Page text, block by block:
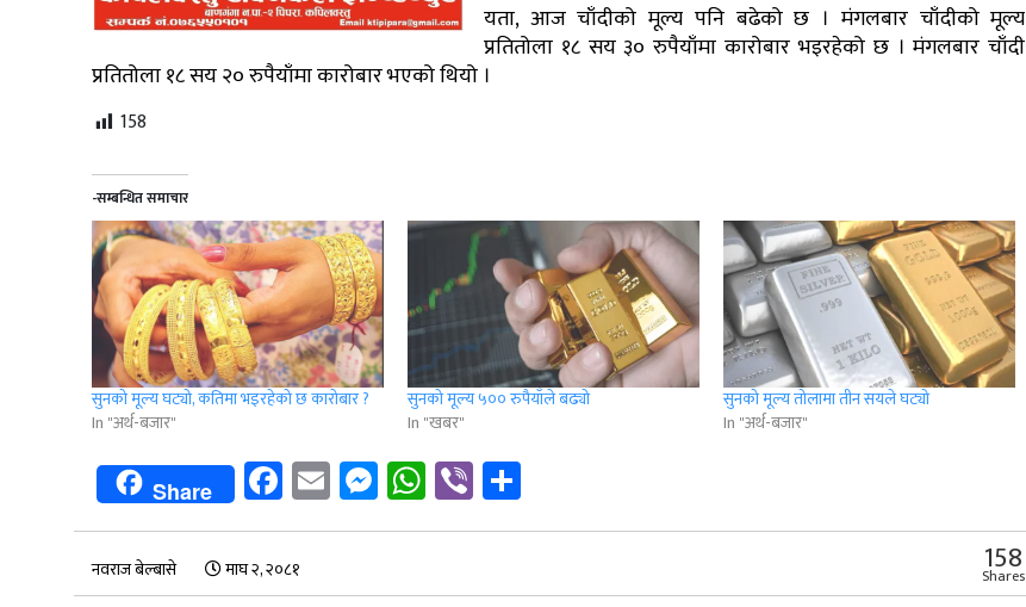
यता, आज चाँदीको मूल्य पनि बढेको छ । मंगलबार चाँदीको मूल्य
प्रतितोला १८ सय ३० रुपैयाँमा कारोबार भइरहेको छ । मंगलबार चाँदी
प्रतितोला १८ सय २० रुपैयाँमा कारोबार भएको थियो ।
158
-सम्बन्धित समाचार
सुनको मूल्य घट्यो, कतिमा भइरहेको छ कारोबार ?
In "अर्थ-बजार"
सुनको मूल्य ५०० रुपैयाँले बढ्यो
In "खबर"
सुनको मूल्‍य तोलामा तीन सयले घट्यो
In "अर्थ-बजार"
Share Facebook
EmailMessenger
WhatsApp
Viber
नवराज बेल्बासे माघ २, २०८१ 158
Shares